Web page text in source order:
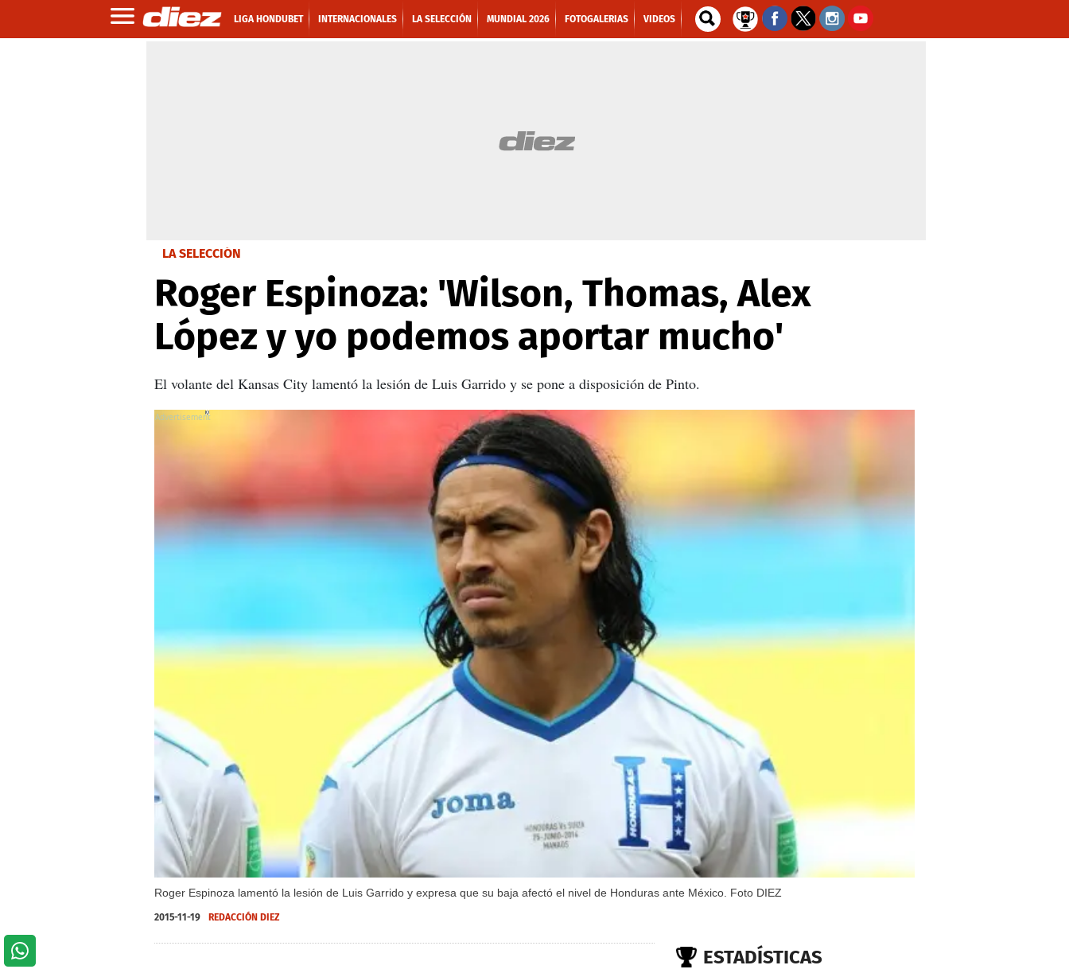
LIGA HONDUBET INTERNACIONALES LA SELECCIÓN MUNDIAL 2026 FOTOGALERIAS VIDEOS
LA SELECCIÓN
Roger Espinoza: 'Wilson, Thomas, Alex
López y yo podemos aportar mucho'
El volante del Kansas City lamentó la lesión de Luis Garrido y se pone a disposición de Pinto.
Roger Espinoza lamentó la lesión de Luis Garrido y expresa que su baja afectó el nivel de Honduras ante México. Foto DIEZ
X
2015-11-19 REDACCIÓN DIEZ
ESTADÍSTICAS